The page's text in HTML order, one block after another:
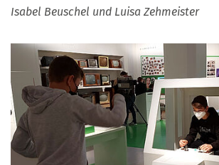
Isabel Beuschel und Luisa Zehmeister